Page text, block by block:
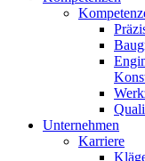
Unternehmen
Karriere